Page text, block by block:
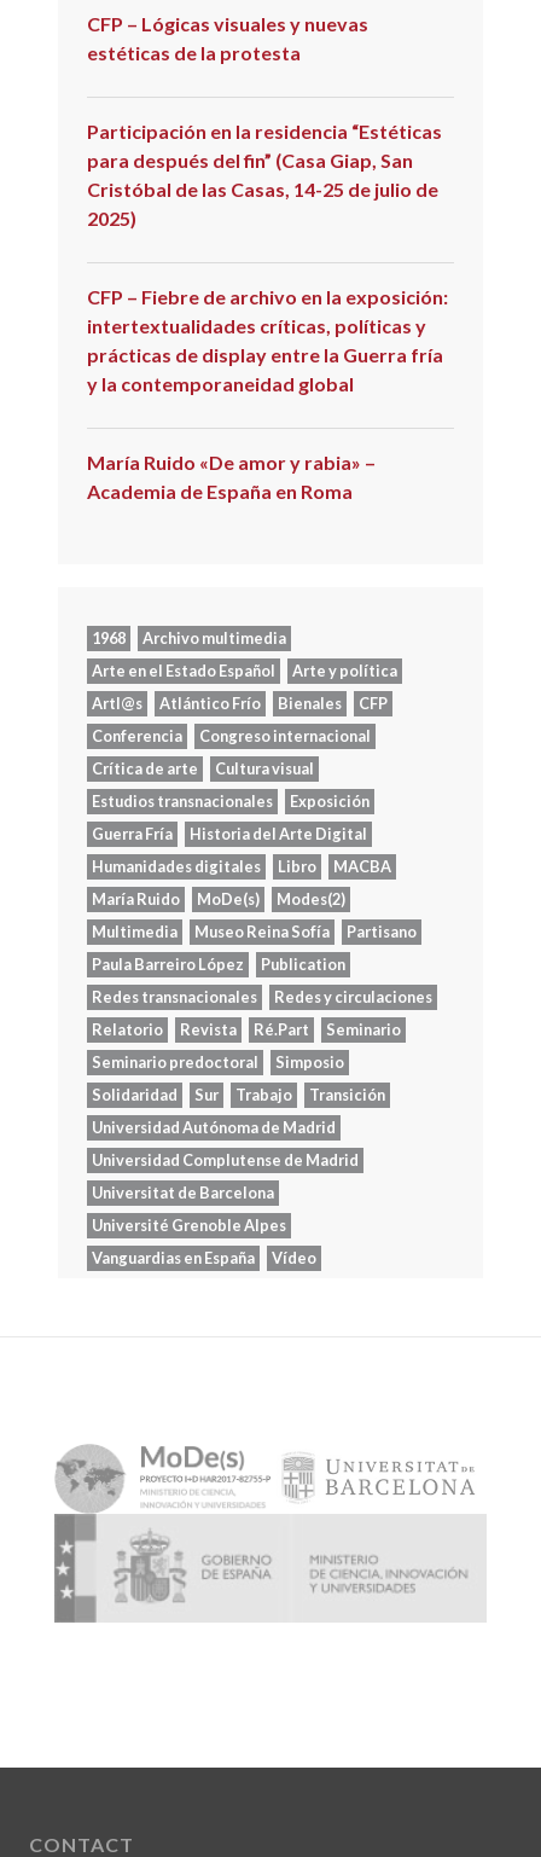
CFP – Lógicas visuales y nuevas
estéticas de la protesta
Participación en la residencia “Estéticas
para después del fin” (Casa Giap, San
Cristóbal de las Casas, 14-25 de julio de
2025)
CFP – Fiebre de archivo en la exposición:
intertextualidades críticas, políticas y
prácticas de display entre la Guerra fría
y la contemporaneidad global
María Ruido «De amor y rabia» –
Academia de España en Roma
1968
Archivo multimedia
Arte en el Estado Español
Arte y política
Artl@s
Atlántico Frío Bienales
CFP
Conferencia
Congreso internacional
Crítica de arte
Cultura visual
Estudios transnacionales
Exposición
Guerra Fría
Historia del Arte Digital
Humanidades digitales
Libro
MACBA
María Ruido
MoDe(s)
Modes(2)
Multimedia
Museo Reina Sofía
Partisano
Paula Barreiro López
Publication
Redes transnacionales
Redes y circulaciones
Relatorio
Revista Ré.Part
Seminario
Seminario predoctoral
Simposio
Solidaridad
Sur Trabajo
Transición
Universidad Autónoma de Madrid
Universidad Complutense de Madrid
Universitat de Barcelona
Université Grenoble Alpes
Vanguardias en España
Vídeo
CONTACT